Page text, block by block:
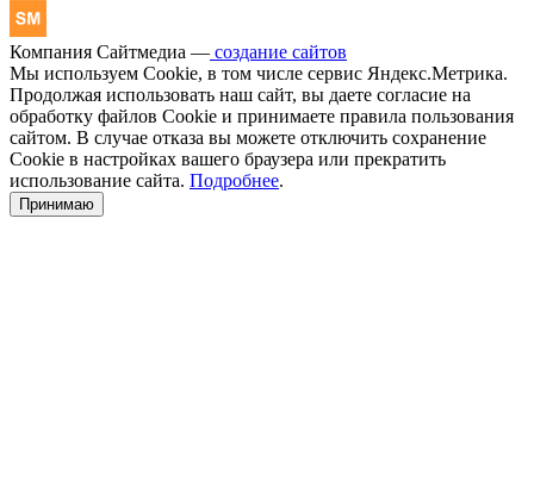
Компания Сайтмедиа — создание сайтов
Мы используем Cookie, в том числе сервис Яндекс.Метрика.
Продолжая использовать наш сайт, вы даете согласие на
обработку файлов Cookie и принимаете правила пользования
сайтом. В случае отказа вы можете отключить сохранение
Cookie в настройках вашего браузера или прекратить
использование сайта. Подробнее.
Принимаю